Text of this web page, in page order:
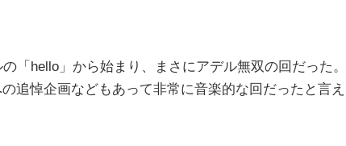
「hello」から始まり、まさにアデル無双の回だった。
追悼企画などもあって非常に音楽的な回だったと言え